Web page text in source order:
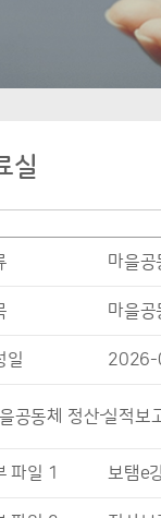
실
마을공
마을공
일
공동체 정산᠊실적보
파일 1 보탬e